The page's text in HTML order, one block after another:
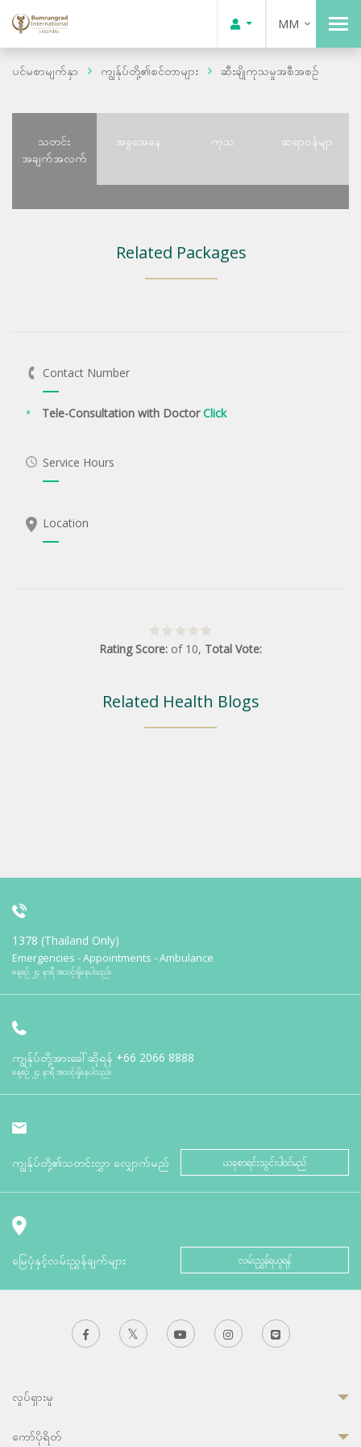
MM
ပင်မစာမျက်နှာ ကျွန်ုပ်တို့၏စင်တာများ ဆီးချိုကုသမှုအစီအစဉ်
သတင်း
အချက်အလက်
အခွအေနေ ကုသ ဆရာဝန်မျာ
Related Packages
Contact Number
Tele-Consultation with DoctorClick
Service Hours
Location
Rating Score: of 10, Total Vote:
Related Health Blogs
1378 (Thailand Only)
Emergencies - Appointments - Ambulance
နေ့စဉ် ၂၄ နာရီ အသင့်ရှိနေပါသည်။
ကျွန်ုပ်တို့အားခေါ်ဆိုရန် +66 2066 8888
နေ့စဉ် ၂၄ နာရီ အသင့်ရှိနေပါသည်။
ကျွန်ုပ်တို့၏သတင်းလွှာ လျှောက်မည် ယခုစာရင်းသွင်းပါဝင်မည်
မြေပုံနှင့်လမ်းညွှန်ချက်များ လမ်းညွှန်ရယူရန်
လှုပ်ရှားမှု
ကော်ပိုရိတ်